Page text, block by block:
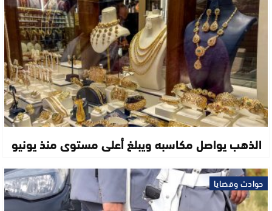
الذهب يواصل مكاسبه ويبلغ أعلى مستوى منذ يونيو
حوادث وقضايا